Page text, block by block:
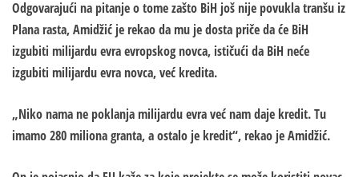
Odgovarajući na pitanje o tome zašto BiH još nije povukla tranšu iz
Plana rasta, Amidžić je rekao da mu je dosta priče da će BiH
izgubiti milijardu evra evropskog novca, ističući da BiH neće
izgubiti milijardu evra novca, već kredita.
„Niko nama ne poklanja milijardu evra već nam daje kredit. Tu
imamo 280 miliona granta, a ostalo je kredit“, rekao je Amidžić.